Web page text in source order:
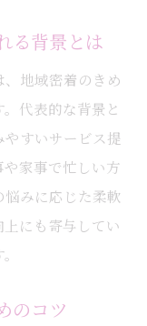
る背景とは
地域密着のきめ
代表的な背景と
すいサービス提
家事で忙しい方
みに応じた柔軟
にも寄与してい
のコツ